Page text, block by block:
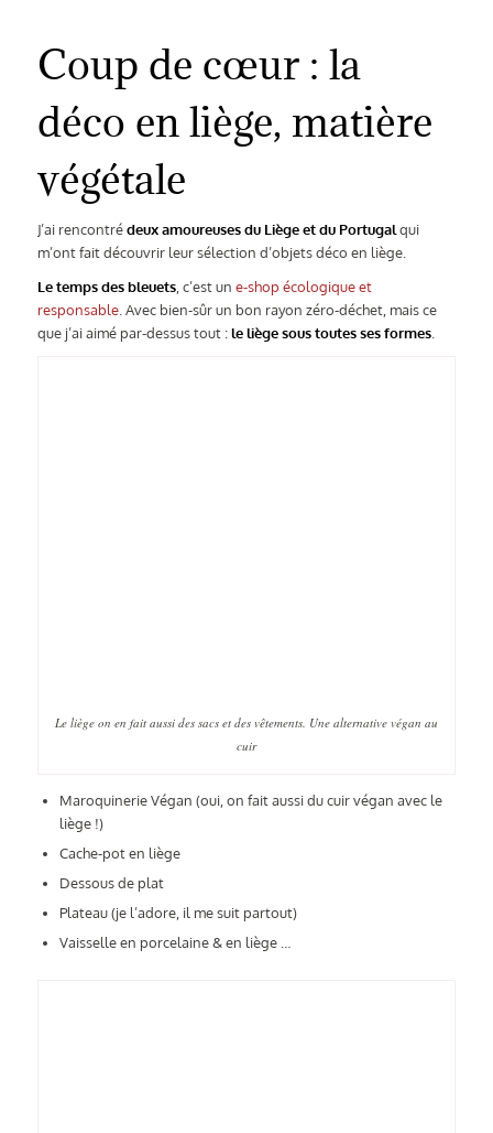
Coup de cœur : la
déco en liège, matière
végétale
J’ai rencontrédeux amoureuses du Liège et du Portugal qui
m’ont fait découvrir leur sélection d’objets déco en liège.
Le temps des bleuets, c’est un e-shop écologique et
responsable. Avec bien-sûr un bon rayon zéro-déchet, mais ce
que j’ai aimé par-dessus tout :le liège sous toutes ses formes.
Le liège on en fait aussi des sacs et des vêtements. Une alternative végan au
cuir
Maroquinerie Végan (oui, on fait aussi du cuir végan avec le
liège !)
Cache-pot en liège
Dessous de plat
Plateau (je l’adore, il me suit partout)
Vaisselle en porcelaine & en liège …